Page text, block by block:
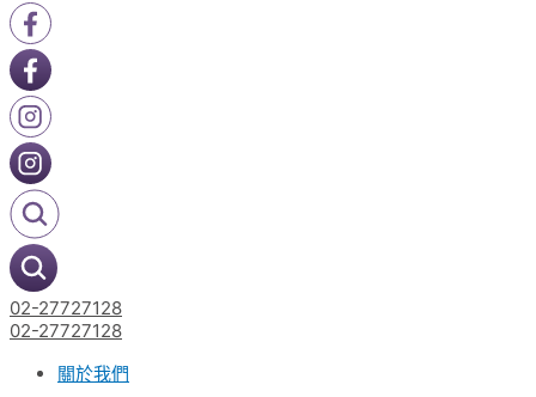
02-27727128
02-27727128
關於我們